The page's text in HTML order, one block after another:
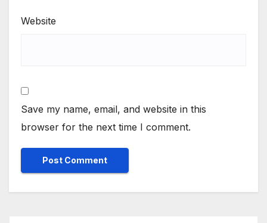
Website
Save my name, email, and website in this
browser for the next time I comment.